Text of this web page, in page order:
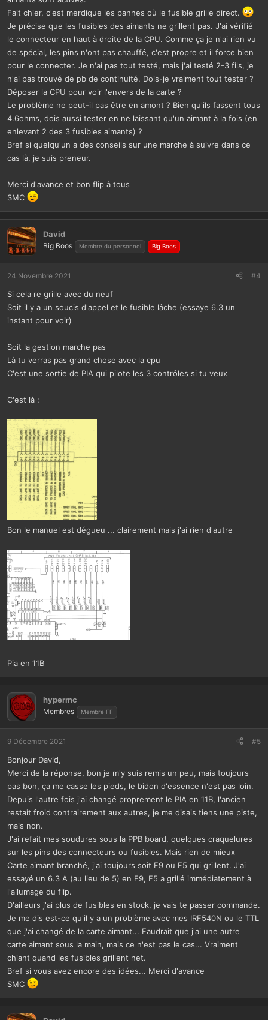
Fait chier, c'est merdique les pannes où le fusible grille direct.
Je précise que les fusibles des aimants ne grillent pas. J'ai vérifié
le connecteur en haut à droite de la CPU. Comme ça je n'ai rien vu
de spécial, les pins n'ont pas chauffé, c'est propre et il force bien
pour le connecter. Je n'ai pas tout testé, mais j'ai testé 2-3 fils, je
n'ai pas trouvé de pb de continuité. Dois-je vraiment tout tester ?
Déposer la CPU pour voir l'envers de la carte ?
Le problème ne peut-il pas être en amont ? Bien qu'ils fassent tous
4.6ohms, dois aussi tester en ne laissant qu'un aimant à la fois (en
enlevant 2 des 3 fusibles aimants) ?
Bref si quelqu'un a des conseils sur une marche à suivre dans ce
cas là, je suis preneur.
Merci d'avance et bon flip à tous
SMC
David
Big Boos Membre du personnel Big Boos
24 Novembre 2021 #4
Si cela re grille avec du neuf
Soit il y a un soucis d'appel et le fusible lâche (essaye 6.3 un
instant pour voir)
Soit la gestion marche pas
Là tu verras pas grand chose avec la cpu
C'est une sortie de PIA qui pilote les 3 contrôles si tu veux
C'est là :
Bon le manuel est dégueu ... clairement mais j'ai rien d'autre
Pia en 11B
hypermc
Membres Membre FF
9 Décembre 2021 #5
Bonjour David,
Merci de la réponse, bon je m'y suis remis un peu, mais toujours
pas bon, ça me casse les pieds, le bidon d'essence n'est pas loin.
Depuis l'autre fois j'ai changé proprement le PIA en 11B, l'ancien
restait froid contrairement aux autres, je me disais tiens une piste,
mais non.
J'ai refait mes soudures sous la PPB board, quelques craquelures
sur les pins des connecteurs ou fusibles. Mais rien de mieux
Carte aimant branché, j'ai toujours soit F9 ou F5 qui grillent. J'ai
essayé un 6.3 A (au lieu de 5) en F9, F5 a grillé immédiatement à
l'allumage du flip.
D'ailleurs j'ai plus de fusibles en stock, je vais te passer commande.
Je me dis est-ce qu'il y a un problème avec mes IRF540N ou le TTL
que j'ai changé de la carte aimant... Faudrait que j'ai une autre
carte aimant sous la main, mais ce n'est pas le cas... Vraiment
chiant quand les fusibles grillent net.
Bref si vous avez encore des idées... Merci d'avance
SMC